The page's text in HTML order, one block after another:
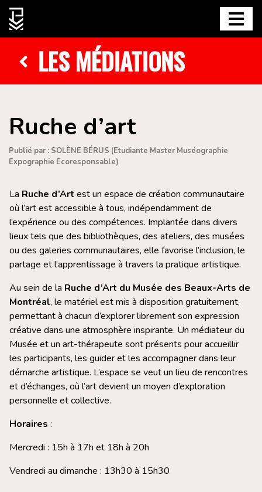
LES MÉDIATIONS
Ruche d’art
Publié par : SOLÈNE BÉRUS (Etudiante Master Muséographie
Expographie Ecoresponsable)
La Ruche d’Art est un espace de création communautaire
où l’art est accessible à tous, indépendamment de
l’expérience ou des compétences. Implantée dans divers
lieux tels que des bibliothèques, des ateliers, des musées
ou des galeries communautaires, elle favorise l’inclusion, le
partage et l’apprentissage à travers la pratique artistique.
Au sein de la Ruche d’Art du Musée des Beaux-Arts de
Montréal, le matériel est mis à disposition gratuitement,
permettant à chacun d’explorer librement son expression
créative dans une atmosphère inspirante. Un médiateur du
Musée et un art-thérapeute sont présents pour accueillir
les participants, les guider et les accompagner dans leur
démarche artistique. L’espace se veut un lieu de rencontres
et d’échanges, où l’art devient un moyen d’exploration
personnelle et collective.
Horaires :
Mercredi : 15h à 17h et 18h à 20h
Vendredi au dimanche : 13h30 à 15h30